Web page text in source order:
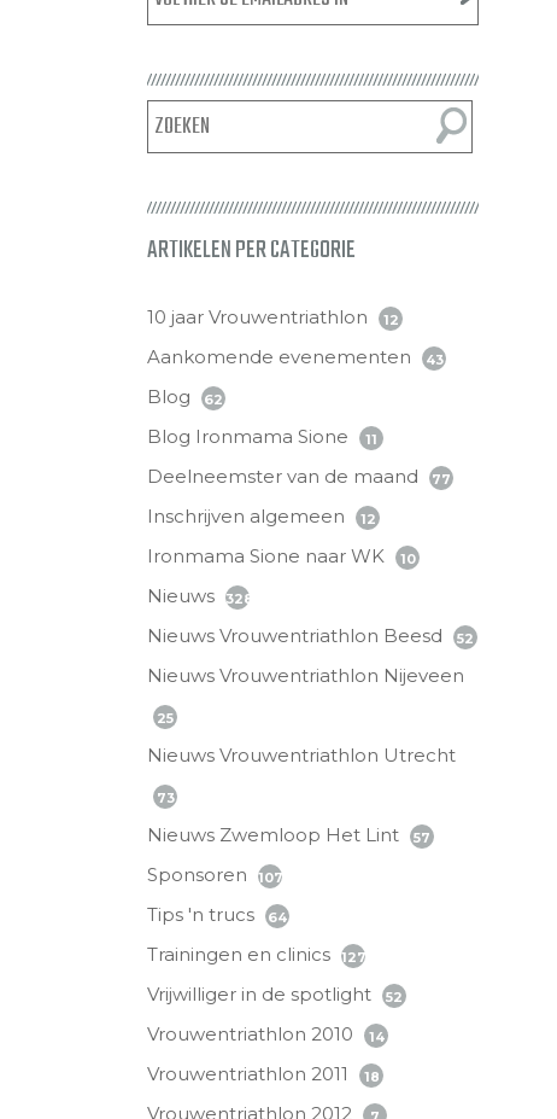
ARTIKELEN PER CATEGORIE
10 jaar Vrouwentriathlon 12
Aankomende evenementen 43
Blog 62
Blog Ironmama Sione 11
Deelneemster van de maand 77
Inschrijven algemeen 12
Ironmama Sione naar WK 10
Nieuws 328
Nieuws Vrouwentriathlon Beesd 52
Nieuws Vrouwentriathlon Nijeveen
25
Nieuws Vrouwentriathlon Utrecht
73
Nieuws Zwemloop Het Lint 57
Sponsoren 107
Tips 'n trucs 64
Trainingen en clinics 127
Vrijwilliger in de spotlight 52
Vrouwentriathlon 2010 14
Vrouwentriathlon 2011 18
Vrouwentriathlon 2012